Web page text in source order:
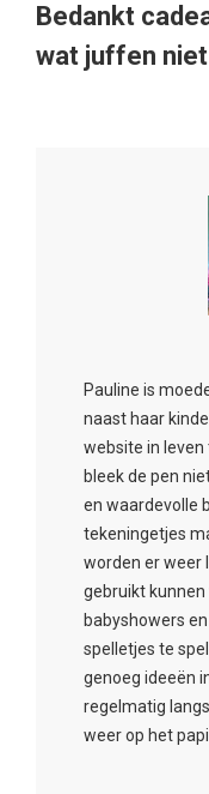
Bedankt
wat juffen
Pauline is
naast haar
website in leven
bleek de pen
en waardevolle
tekeningetjes
worden er weer
gebruikt
babyshowers
spelletjes te
genoeg ideeën
regelmatig
weer op het